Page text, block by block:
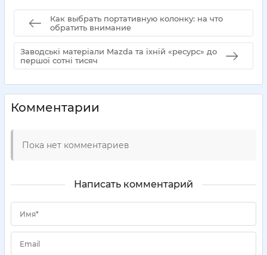
Как выбрать портативную колонку: на что
обратить внимание
Заводські матеріали Mazda та їхній «ресурс» до
першої сотні тисяч
Комментарии
Пока нет комментариев
Написать комментарий
Имя*
Email